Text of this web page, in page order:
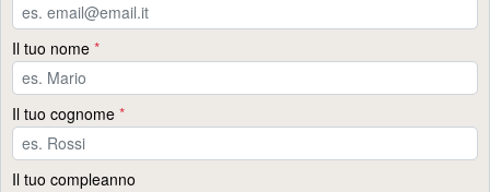
Il tuo nome *
Il tuo cognome *
Il tuo compleanno